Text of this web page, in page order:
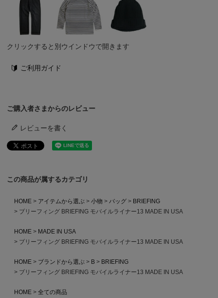
クリックすると別ウインドウで開きます
ご利用ガイド
ご購入者さまからのレビュー
レビューを書く
この商品が属するカテゴリ
HOME アイテムから選ぶ 小物 バッグ
BRIEFING
ブリーフィング BRIEFING モバイルライナー13 MADE IN USA
HOME
MADE IN USA
ブリーフィング BRIEFING モバイルライナー13 MADE IN USA
HOME ブランドから選ぶ B
BRIEFING
ブリーフィング BRIEFING モバイルライナー13 MADE IN USA
HOME
全ての商品